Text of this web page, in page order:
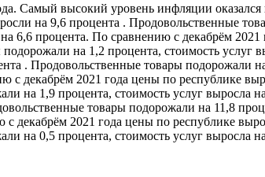
Самый высокий уровень инфляции
на 9,6 процента . Продовольственные
6,6 процента. По сравнению с декабрём
на 1,2 процента, стоимость услуг
. Продовольственные товары подорожали
с декабрём 2021 года цены по республике
на 1,9 процента, стоимость услуг выросла
товары подорожали на 11,8
декабрём 2021 года цены по республике
на 0,5 процента, стоимость услуг выросла